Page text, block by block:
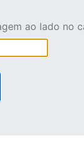
ao lado no